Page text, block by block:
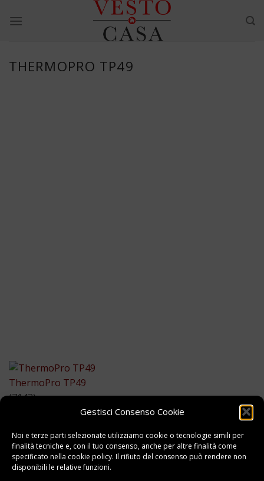
Gestisci Consenso Cookie
Noi e terze parti selezionate utilizziamo cookie o tecnologie simili per
finalità tecniche e, con il tuo consenso, anche per altre finalità come
specificato nella cookie policy. Il rifiuto del consenso può rendere non
disponibili le relative funzioni.
THERMOPRO TP49
ThermoPro TP49
(7143)
Compra al miglior prezzo